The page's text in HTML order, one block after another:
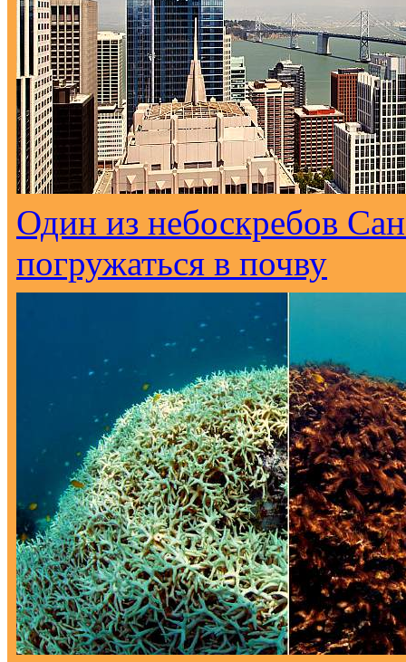
Один из небоскребов
погружаться в почву